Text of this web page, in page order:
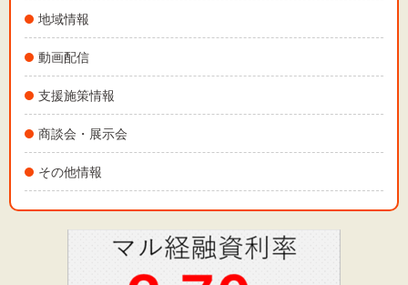
地域情報
動画配信
支援施策情報
商談会・展示会
その他情報